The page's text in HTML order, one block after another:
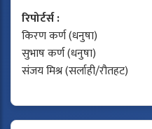
रिपोर्टर्स :
किरण कर्ण (धनुषा)
सुभाष कर्ण (धनुषा)
संजय मिश्र (सर्लाही/रौतहट)